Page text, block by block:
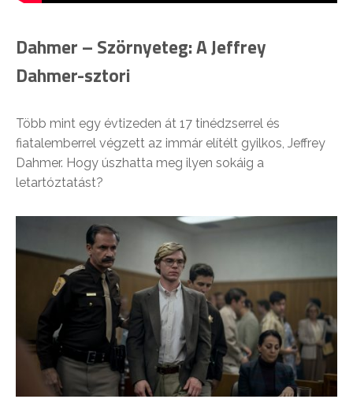
Dahmer – Szörnyeteg: A Jeffrey
Dahmer-sztori
Több mint egy évtizeden át 17 tinédzserrel és
fiatalemberrel végzett az immár elítélt gyilkos, Jeffrey
Dahmer. Hogy úszhatta meg ilyen sokáig a
letartóztatást?